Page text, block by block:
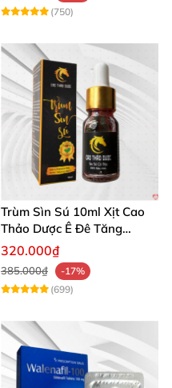
(750)
Trùm Sìn Sú 10ml Xịt Cao
Thảo Dược Ê Đê Tăng
Cường Sinh Lý
320.000₫
385.000₫
-17%
(699)